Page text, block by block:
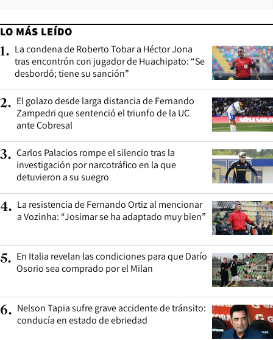
LO MÁS LEÍDO
1. La condena de Roberto Tobar a Héctor Jona
tras encontrón con jugador de Huachipato: “Se
desbordó; tiene su sanción”
2. El golazo desde larga distancia de Fernando
Zampedri que sentenció el triunfo de la UC
ante Cobresal
3. Carlos Palacios rompe el silencio tras la
investigación por narcotráfico en la que
detuvieron a su suegro
4. La resistencia de Fernando Ortiz al mencionar
a Vozinha: “Josimar se ha adaptado muy bien”
5. En Italia revelan las condiciones para que Darío
Osorio sea comprado por el Milan
6. Nelson Tapia sufre grave accidente de tránsito:
conducía en estado de ebriedad